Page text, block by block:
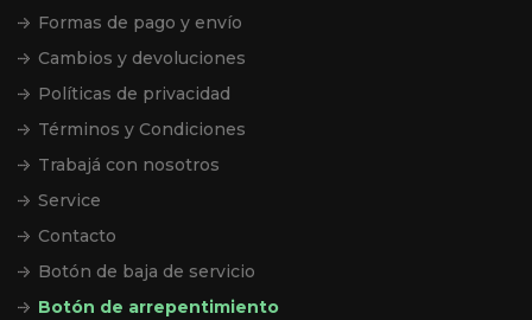
Formas de pago y envío
Cambios y devoluciones
Políticas de privacidad
Términos y Condiciones
Trabajá con nosotros
Service
Contacto
Botón de baja de servicio
Botón de arrepentimiento